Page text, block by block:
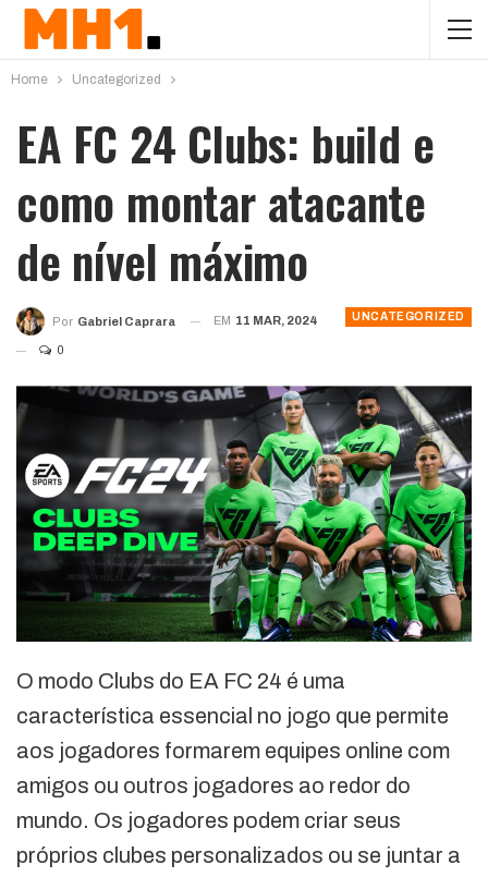
Home Uncategorized
EA FC 24 Clubs: build e
como montar atacante
de nível máximo
UNCATEGORIZED
Por Gabriel Caprara EM 11 MAR, 2024
0
O modo Clubs do EA FC 24 é uma
característica essencial no jogo que permite
aos jogadores formarem equipes online com
amigos ou outros jogadores ao redor do
mundo. Os jogadores podem criar seus
próprios clubes personalizados ou se juntar a